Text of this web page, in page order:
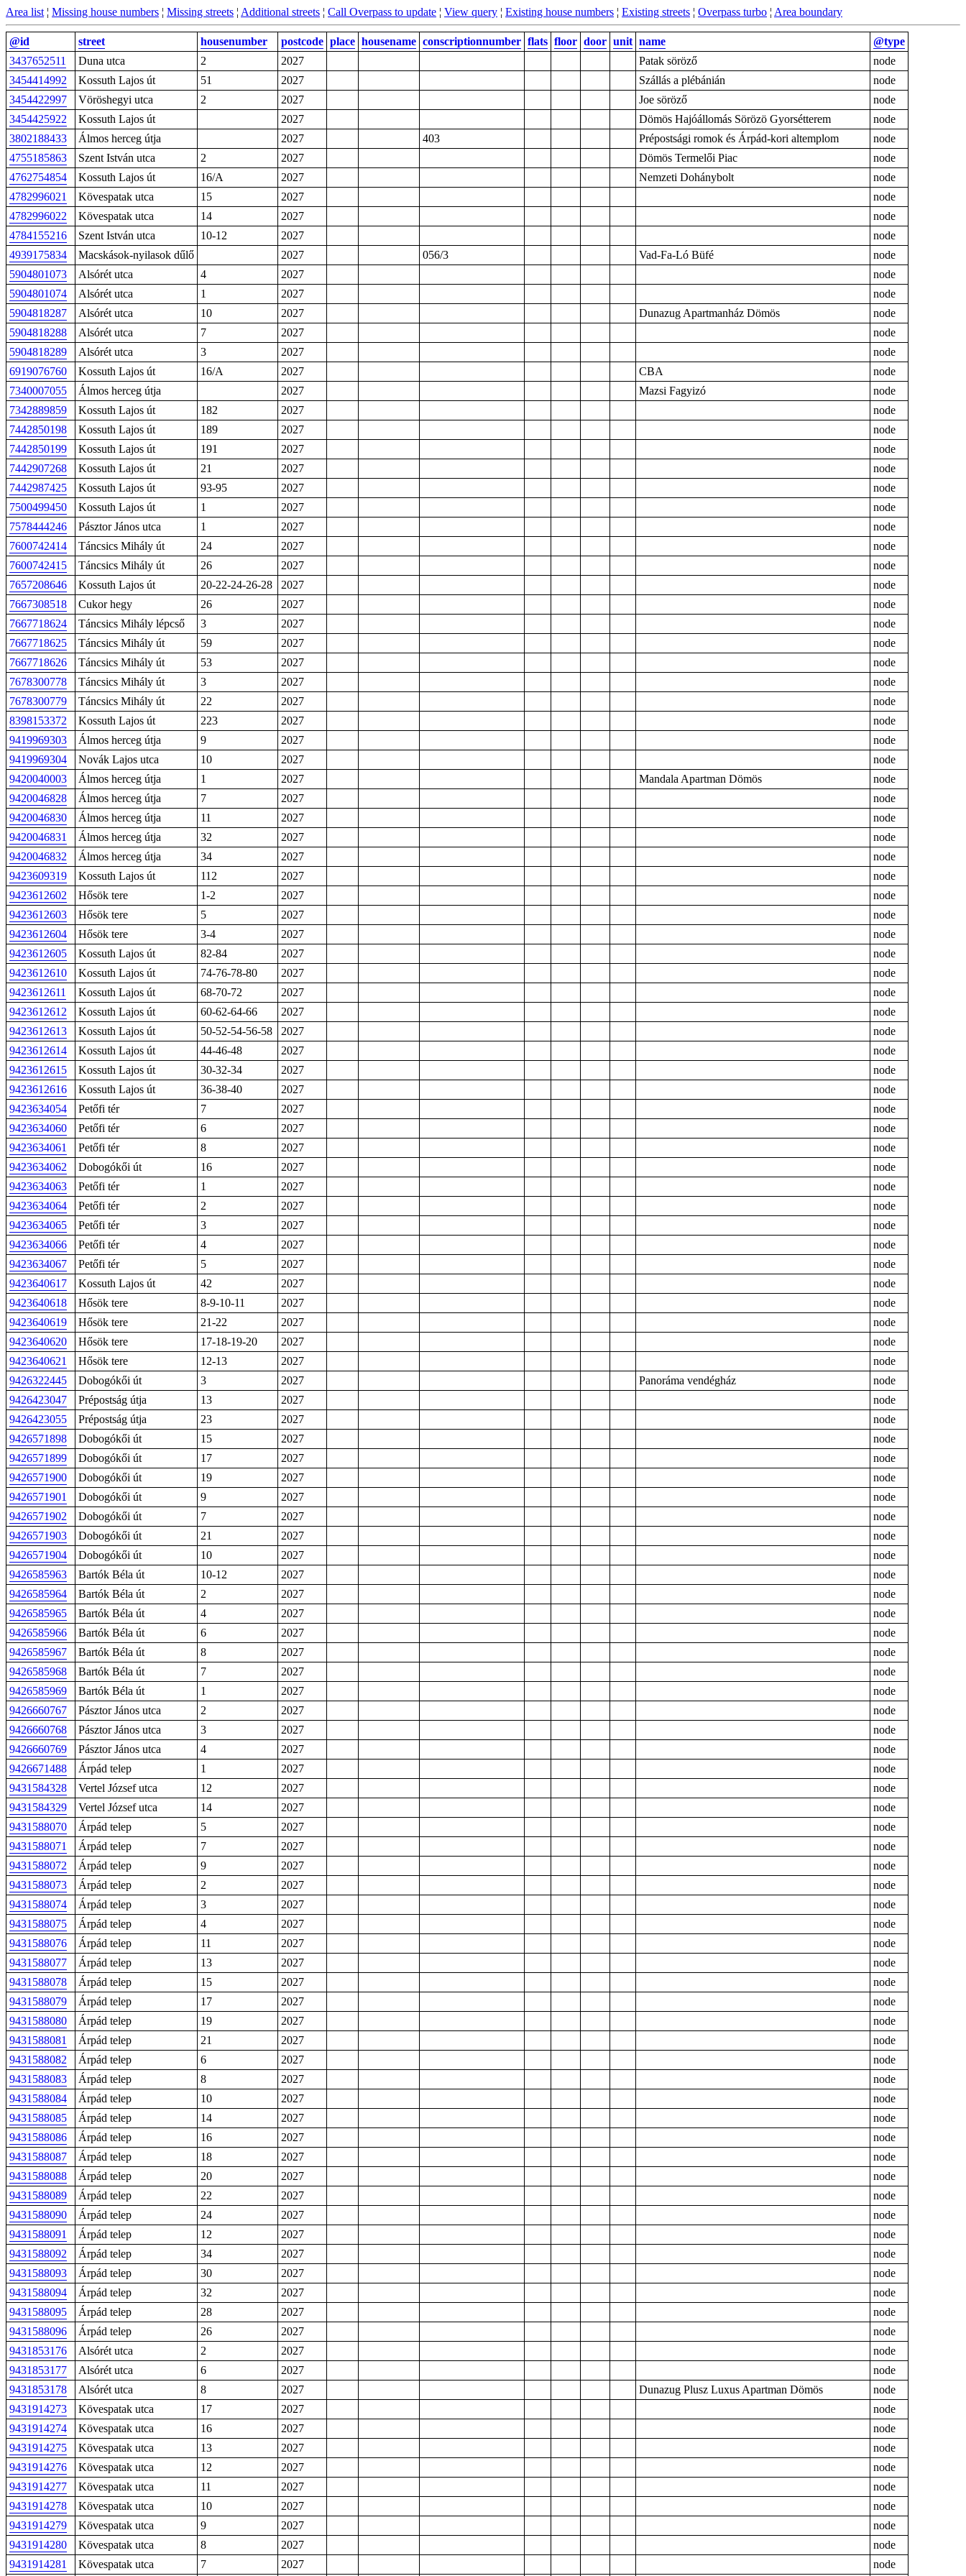
Area list ¦ Missing house numbers ¦ Missing streets ¦ Additional streets ¦ Call Overpass to update ¦ View query ¦ Existing house numbers ¦ Existing streets ¦ Overpass turbo ¦ Area boundary
@id street housenumber postcode place housename conscriptionnumber flats floor door unit name
@type
3437652511
Duna utca 2 2027 Patak söröző
node
3454414992
Kossuth Lajos út 51 2027 Szállás a plébánián
node
3454422997
Vöröshegyi utca 2 2027 Joe söröző
node
3454425922
Kossuth Lajos út 2027 Dömös Hajóállomás Sörözö Gyorsétterem
node
3802188433
Álmos herceg útja 2027 403 Prépostsági romok és Árpád-kori altemplom
node
4755185863
Szent István utca 2 2027 Dömös Termelői Piac
node
4762754854
Kossuth Lajos út 16/A 2027 Nemzeti Dohánybolt
node
4782996021
Kövespatak utca 15 2027
node
4782996022
Kövespatak utca 14 2027
node
4784155216
Szent István utca 10-12 2027
node
4939175834
Macskások-nyilasok dűlő 2027 056/3 Vad-Fa-Ló Büfé
node
5904801073
Alsórét utca 4 2027
node
5904801074
Alsórét utca 1 2027
node
5904818287
Alsórét utca 10 2027 Dunazug Apartmanház Dömös
node
5904818288
Alsórét utca 7 2027
node
5904818289
Alsórét utca 3 2027
node
6919076760
Kossuth Lajos út 16/A 2027 CBA
node
7340007055
Álmos herceg útja 2027 Mazsi Fagyizó
node
7342889859
Kossuth Lajos út 182 2027
node
7442850198
Kossuth Lajos út 189 2027
node
7442850199
Kossuth Lajos út 191 2027
node
7442907268
Kossuth Lajos út 21 2027
node
7442987425
Kossuth Lajos út 93-95 2027
node
7500499450
Kossuth Lajos út 1 2027
node
7578444246
Pásztor János utca 1 2027
node
7600742414
Táncsics Mihály út 24 2027
node
7600742415
Táncsics Mihály út 26 2027
node
7657208646
Kossuth Lajos út 20-22-24-26-28 2027
node
7667308518
Cukor hegy 26 2027
node
7667718624
Táncsics Mihály lépcső 3 2027
node
7667718625
Táncsics Mihály út 59 2027
node
7667718626
Táncsics Mihály út 53 2027
node
7678300778
Táncsics Mihály út 3 2027
node
7678300779
Táncsics Mihály út 22 2027
node
8398153372
Kossuth Lajos út 223 2027
node
9419969303
Álmos herceg útja 9 2027
node
9419969304
Novák Lajos utca 10 2027
node
9420040003
Álmos herceg útja 1 2027 Mandala Apartman Dömös
node
9420046828
Álmos herceg útja 7 2027
node
9420046830
Álmos herceg útja 11 2027
node
9420046831
Álmos herceg útja 32 2027
node
9420046832
Álmos herceg útja 34 2027
node
9423609319
Kossuth Lajos út 112 2027
node
9423612602
Hősök tere 1-2 2027
node
9423612603
Hősök tere 5 2027
node
9423612604
Hősök tere 3-4 2027
node
9423612605
Kossuth Lajos út 82-84 2027
node
9423612610
Kossuth Lajos út 74-76-78-80 2027
node
9423612611
Kossuth Lajos út 68-70-72 2027
node
9423612612
Kossuth Lajos út 60-62-64-66 2027
node
9423612613
Kossuth Lajos út 50-52-54-56-58 2027
node
9423612614
Kossuth Lajos út 44-46-48 2027
node
9423612615
Kossuth Lajos út 30-32-34 2027
node
9423612616
Kossuth Lajos út 36-38-40 2027
node
9423634054
Petőfi tér 7 2027
node
9423634060
Petőfi tér 6 2027
node
9423634061
Petőfi tér 8 2027
node
9423634062
Dobogókői út 16 2027
node
9423634063
Petőfi tér 1 2027
node
9423634064
Petőfi tér 2 2027
node
9423634065
Petőfi tér 3 2027
node
9423634066
Petőfi tér 4 2027
node
9423634067
Petőfi tér 5 2027
node
9423640617
Kossuth Lajos út 42 2027
node
9423640618
Hősök tere 8-9-10-11 2027
node
9423640619
Hősök tere 21-22 2027
node
9423640620
Hősök tere 17-18-19-20 2027
node
9423640621
Hősök tere 12-13 2027
node
9426322445
Dobogókői út 3 2027 Panoráma vendégház
node
9426423047
Prépostság útja 13 2027
node
9426423055
Prépostság útja 23 2027
node
9426571898
Dobogókői út 15 2027
node
9426571899
Dobogókői út 17 2027
node
9426571900
Dobogókői út 19 2027
node
9426571901
Dobogókői út 9 2027
node
9426571902
Dobogókői út 7 2027
node
9426571903
Dobogókői út 21 2027
node
9426571904
Dobogókői út 10 2027
node
9426585963
Bartók Béla út 10-12 2027
node
9426585964
Bartók Béla út 2 2027
node
9426585965
Bartók Béla út 4 2027
node
9426585966
Bartók Béla út 6 2027
node
9426585967
Bartók Béla út 8 2027
node
9426585968
Bartók Béla út 7 2027
node
9426585969
Bartók Béla út 1 2027
node
9426660767
Pásztor János utca 2 2027
node
9426660768
Pásztor János utca 3 2027
node
9426660769
Pásztor János utca 4 2027
node
9426671488
Árpád telep 1 2027
node
9431584328
Vertel József utca 12 2027
node
9431584329
Vertel József utca 14 2027
node
9431588070
Árpád telep 5 2027
node
9431588071
Árpád telep 7 2027
node
9431588072
Árpád telep 9 2027
node
9431588073
Árpád telep 2 2027
node
9431588074
Árpád telep 3 2027
node
9431588075
Árpád telep 4 2027
node
9431588076
Árpád telep 11 2027
node
9431588077
Árpád telep 13 2027
node
9431588078
Árpád telep 15 2027
node
9431588079
Árpád telep 17 2027
node
9431588080
Árpád telep 19 2027
node
9431588081
Árpád telep 21 2027
node
9431588082
Árpád telep 6 2027
node
9431588083
Árpád telep 8 2027
node
9431588084
Árpád telep 10 2027
node
9431588085
Árpád telep 14 2027
node
9431588086
Árpád telep 16 2027
node
9431588087
Árpád telep 18 2027
node
9431588088
Árpád telep 20 2027
node
9431588089
Árpád telep 22 2027
node
9431588090
Árpád telep 24 2027
node
9431588091
Árpád telep 12 2027
node
9431588092
Árpád telep 34 2027
node
9431588093
Árpád telep 30 2027
node
9431588094
Árpád telep 32 2027
node
9431588095
Árpád telep 28 2027
node
9431588096
Árpád telep 26 2027
node
9431853176
Alsórét utca 2 2027
node
9431853177
Alsórét utca 6 2027
node
9431853178
Alsórét utca 8 2027 Dunazug Plusz Luxus Apartman Dömös
node
9431914273
Kövespatak utca 17 2027
node
9431914274
Kövespatak utca 16 2027
node
9431914275
Kövespatak utca 13 2027
node
9431914276
Kövespatak utca 12 2027
node
9431914277
Kövespatak utca 11 2027
node
9431914278
Kövespatak utca 10 2027
node
9431914279
Kövespatak utca 9 2027
node
9431914280
Kövespatak utca 8 2027
node
9431914281
Kövespatak utca 7 2027 node